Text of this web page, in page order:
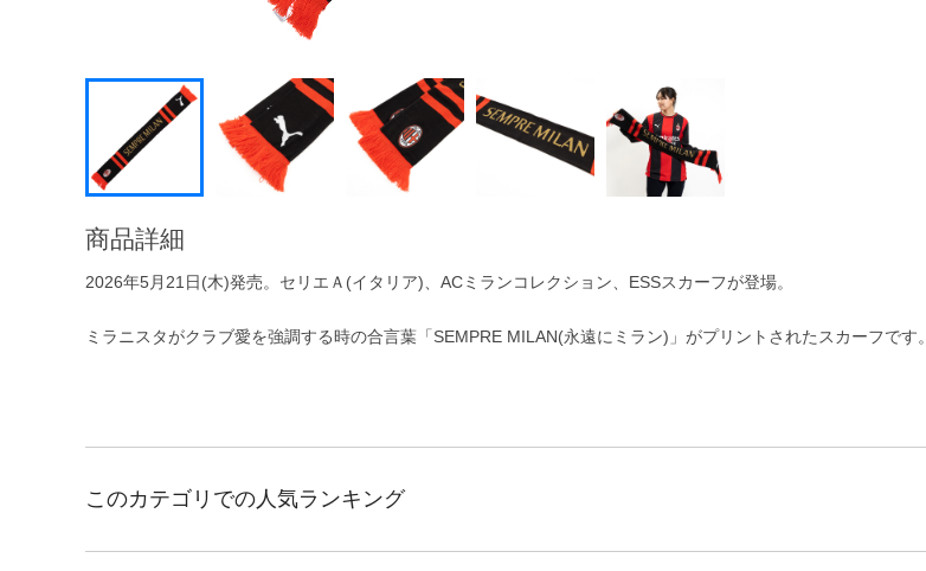
商品詳細
2026年5月21日(木)発売。セリエＡ(イタリア)、ACミランコレクション、ESSスカーフが登場。
ミラニスタがクラブ愛を強調する時の合言葉「SEMPRE MILAN(永遠にミラン)」がプリントされたスカーフです。